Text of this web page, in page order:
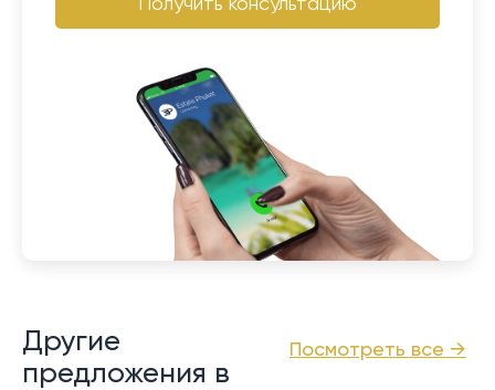
Получить консультацию
Посмотреть все →
Другие
предложения в